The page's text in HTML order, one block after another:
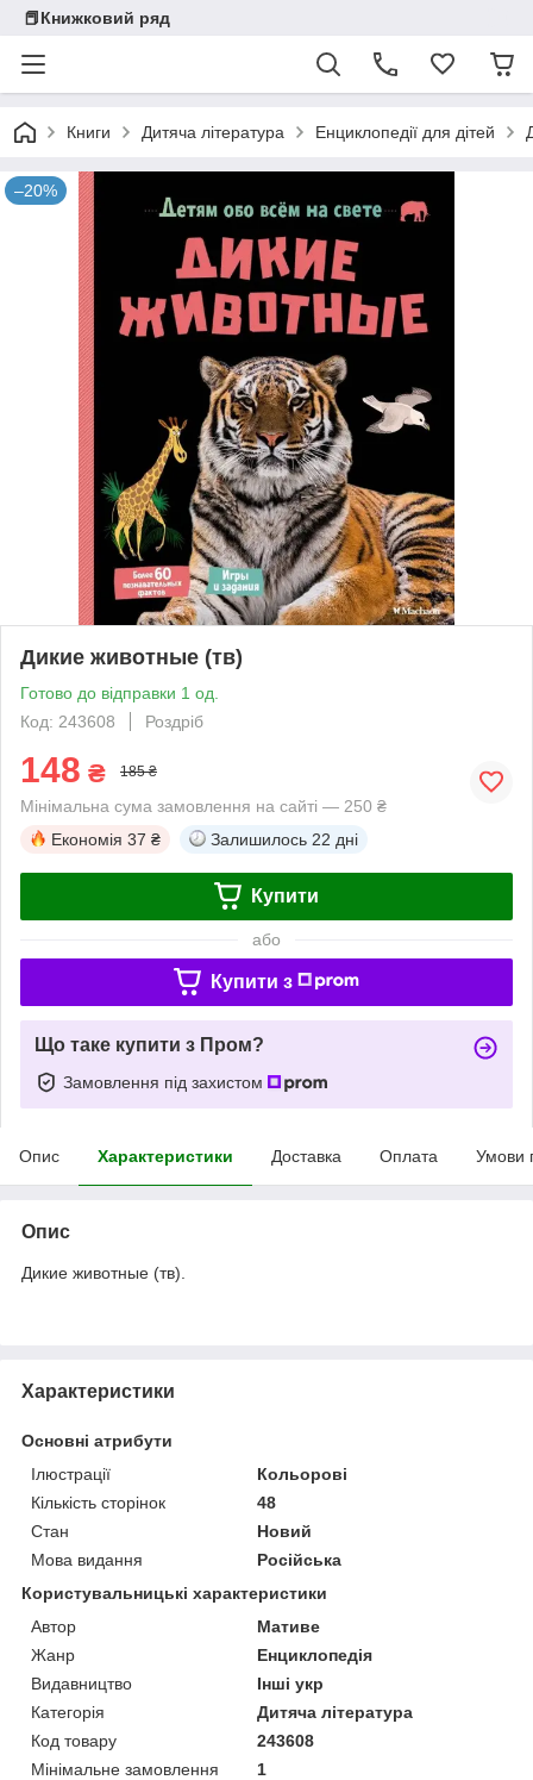
📕Книжковий ряд
Книги Дитяча література Енциклопедії для дітей
–20%
Дикие животные (тв)
Готово до відправки 1 од.
Код: 243608
Роздріб
148 ₴ 185 ₴
Мінімальна сума замовлення на сайті — 250 ₴
Економія 37 ₴ Залишилось 22 дні
Купити
або
Купити з
Що таке купити з Пром?
Замовлення під захистом
Опис Характеристики Доставка Оплата Умови
Опис
Дикие животные (тв).
Характеристики
Основні атрибути
Ілюстрації
Кольорові
Кількість сторінок
48
Стан
Новий
Мова видання
Російська
Користувальницькі характеристики
Автор
Мативе
Жанр
Енциклопедія
Видавництво
Інші укр
Категорія
Дитяча література
Код товару
243608
Мінімальне замовлення
1